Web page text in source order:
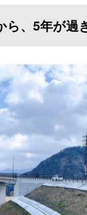
ら、5年が過